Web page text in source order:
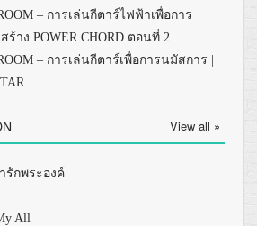
– การเล่นกีตาร์ไฟฟ้าเพื่อการ
าง POWER CHORD ตอนที่ 2
– การเล่นกีตาร์เพื่อการนมัสการ |
View all »
รักพระองค์
All